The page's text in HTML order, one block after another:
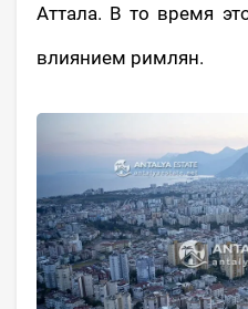
Аттала. В то время
влиянием римлян.